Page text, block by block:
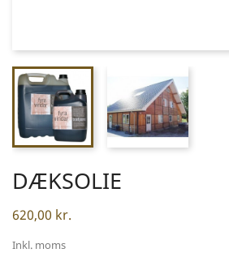
DÆKSOLIE
620,00 kr.
Inkl. moms